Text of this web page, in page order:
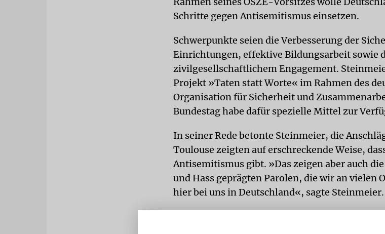
Schritte gegen Antisemitismus einsetzen.
Schwerpunkte seien die Verbesserung der
Einrichtungen, effektive Bildungsarbeit sowie
zivilgesellschaftlichem Engagement.
Projekt »Taten statt Worte« im Rahmen des
Organisation für Sicherheit und
Bundestag habe dafür spezielle Mittel zur
In seiner Rede betonte Steinmeier, die
Toulouse zeigten auf erschreckende Weise,
Antisemitismus gibt. »Das zeigen aber auch
und Hass geprägten Parolen, die wir an vielen
hier bei uns in Deutschland«, sagte Steinmeier.